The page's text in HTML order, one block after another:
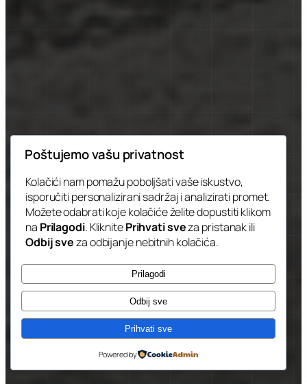
Poštujemo vašu privatnost
Kolačići nam pomažu poboljšati vaše iskustvo,
isporučiti personalizirani sadržaj i analizirati promet.
Možete odabrati koje kolačiće želite dopustiti klikom
na Prilagodi. KliknitePrihvati sveza pristanak ili
Odbij sveza odbijanje nebitnih kolačića.
Prilagodi
Odbij sve
Prihvati sve
Powered by